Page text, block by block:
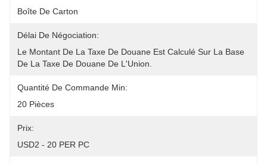
Boîte De Carton
Délai De Négociation:
Le Montant De La Taxe De Douane Est Calculé Sur La Base
De La Taxe De Douane De L'Union.
Quantité De Commande Min:
20 Pièces
Prix:
USD2 - 20 PER PC